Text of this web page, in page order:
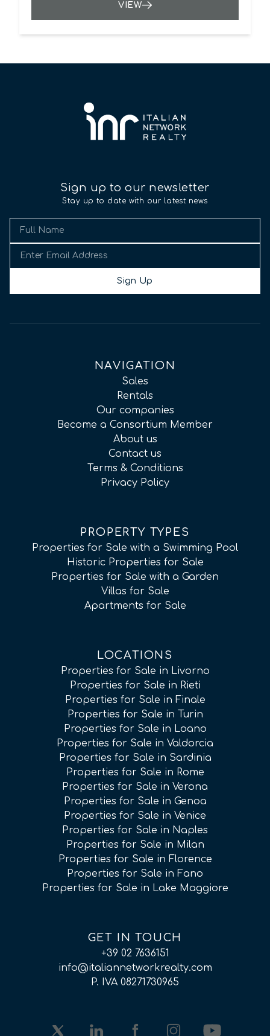
VIEW
Sign up to our newsletter
Stay up to date with our latest news
Sign Up
NAVIGATION
Sales
Rentals
Our companies
Become a Consortium Member
About us
Contact us
Terms & Conditions
Privacy Policy
PROPERTY TYPES
Properties for Sale with a Swimming Pool
Historic Properties for Sale
Properties for Sale with a Garden
Villas for Sale
Apartments for Sale
LOCATIONS
Properties for Sale in Livorno
Properties for Sale in Rieti
Properties for Sale in Finale
Properties for Sale in Turin
Properties for Sale in Loano
Properties for Sale in Valdorcia
Properties for Sale in Sardinia
Properties for Sale in Rome
Properties for Sale in Verona
Properties for Sale in Genoa
Properties for Sale in Venice
Properties for Sale in Naples
Properties for Sale in Milan
Properties for Sale in Florence
Properties for Sale in Fano
Properties for Sale in Lake Maggiore
GET IN TOUCH
+39 02 7636151
info@italiannetworkrealty.com
P. IVA 08271730965